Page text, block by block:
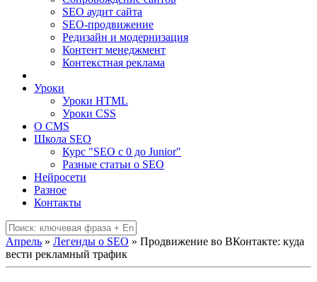
SEO аудит сайта
SEO-продвижение
Редизайн и модернизация
Контент менеджмент
Контекстная реклама
Уроки
Уроки HTML
Уроки CSS
О CMS
Школа SEO
Курс "SEO c 0 до Junior"
Разные статьи о SEO
Нейросети
Разное
Контакты
Апрель » Легенды о SEO » Продвижение во ВКонтакте: куда
вести рекламный трафик